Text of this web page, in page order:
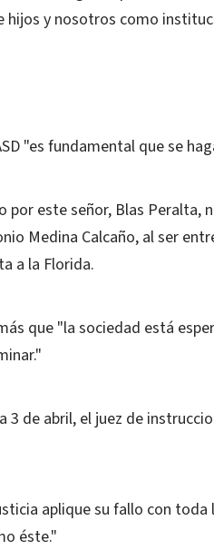
hijos y nosotros como
"es fundamental que se
este señor, Blas Peralta,
Medina Calcaño, al ser
a la Florida.
que "la sociedad está
3 de abril, el juez de
aplique su fallo con
éste."